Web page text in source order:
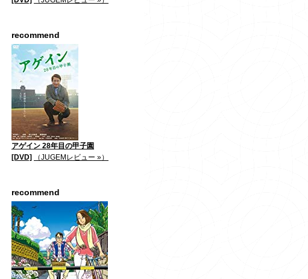
recommend
アゲイン 28年目の甲子園
[DVD]
（JUGEMレビュー »）
recommend